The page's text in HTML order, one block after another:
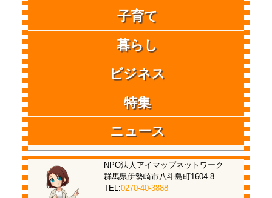
子育て
暮らし
ビジネス
特集
ニュース
NPO法人アイマップネットワーク
群馬県伊勢崎市八斗島町1604-8
TEL:0270-40-3888